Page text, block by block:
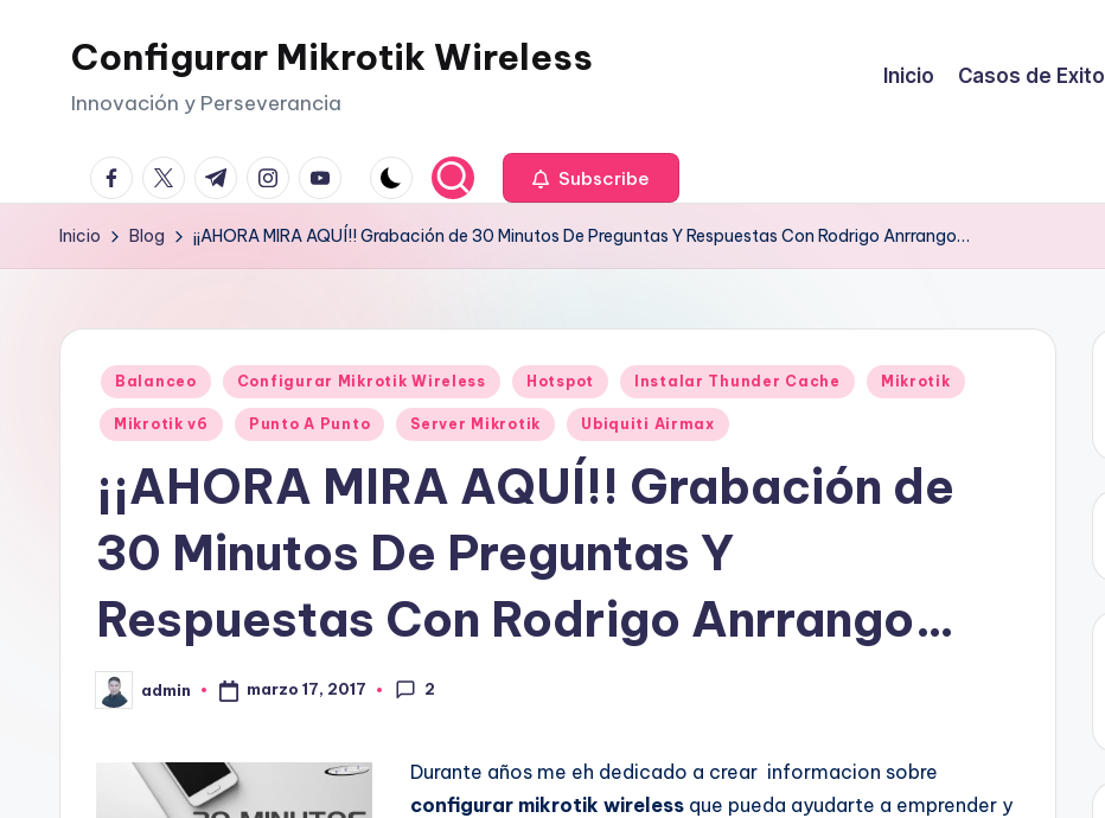
Configurar Mikrotik Wireless
Innovación y Perseverancia
Inicio Casos de Exito
facebook.com
twitter.com
t.me instagram.com
youtube.com Subscribe
Inicio Blog ¡¡AHORA MIRA AQUÍ!! Grabación de 30 Minutos De Preguntas Y Respuestas Con Rodrigo Anrrango…
Publicado
en
Balanceo Configurar Mikrotik Wireless Hotspot Instalar Thunder Cache Mikrotik
Mikrotik v6 Punto A Punto Server Mikrotik Ubiquiti Airmax
¡¡AHORA MIRA AQUÍ!! Grabación de
30 Minutos De Preguntas Y
Respuestas Con Rodrigo Anrrango…
Publicado
por
admin marzo 17, 2017 2
Durante años me eh dedicado a crear informacion sobre
configurar mikrotik wireless que pueda ayudarte a emprender y